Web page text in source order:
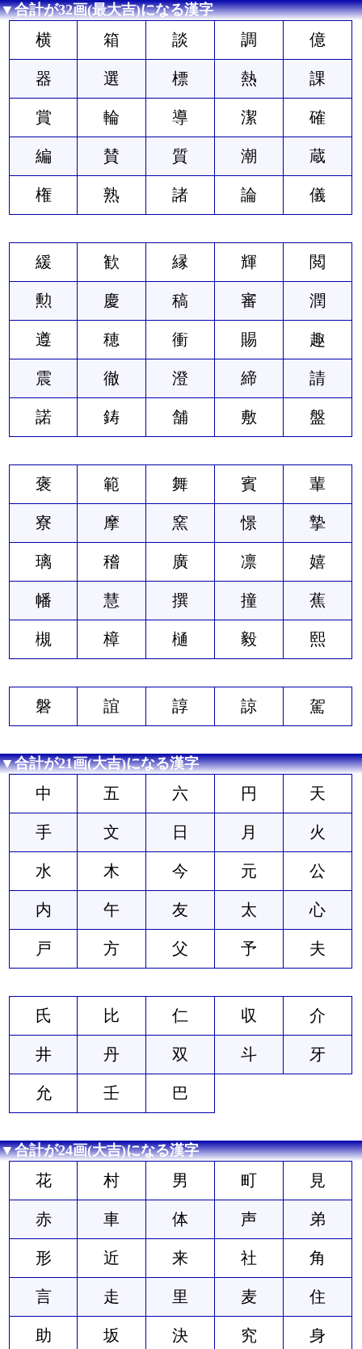
▼合計が32画(最大吉)になる漢字
横 箱 談 調 億
器 選 標 熱 課
賞 輪 導 潔 確
編 賛 質 潮 蔵
権 熟 諸 論 儀
緩 歓 縁 輝 閲
勲 慶 稿 審 潤
遵 穂 衝 賜 趣
震 徹 澄 締 請
諾 鋳 舗 敷 盤
褒 範 舞 賓 輩
寮 摩 窯 憬 摯
璃 稽 廣 凛 嬉
幡 慧 撰 撞 蕉
槻 樟 樋 毅 熙
磐 誼 諄 諒 駕
▼合計が21画(大吉)になる漢字
中 五 六 円 天
手 文 日 月 火
水 木 今 元 公
内 午 友 太 心
戸 方 父 予 夫
氏 比 仁 収 介
井 丹 双 斗 牙
允 壬 巴
▼合計が24画(大吉)になる漢字
花 村 男 町 見
赤 車 体 声 弟
形 近 来 社 角
言 走 里 麦 住
助 坂 決 究 身